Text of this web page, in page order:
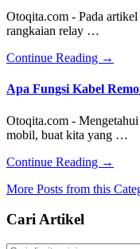
trail
Angin
Ban
Otoqita.com - Pada
rangkaian relay …
Continue Reading about
Starter
Mobil
Dengan
→
Apa Fungsi Kabel
Otoqita.com -
mobil, buat kita yang …
Continue Reading about
Fungsi
→
More Posts from this
Footer
Cari Artikel